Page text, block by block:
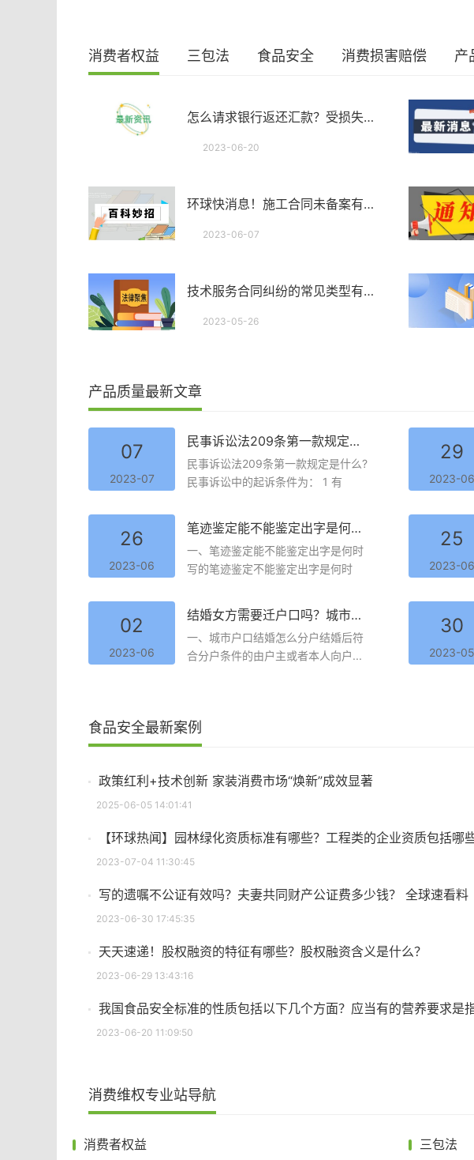
消费者权益 三包法 食品安全 消费损害赔偿 产
怎么请求银行返还汇款？受损失的人可以请求得利人返还取得的利益吗？|通讯
2023-06-20
环球快消息！施工合同未备案有什么后果？施工合同未备案合法吗？
2023-06-07
技术服务合同纠纷的常见类型有哪些?技术合同纠纷怎么处理?
2023-05-26
产品质量最新文章
07
2023-07
民事诉讼法209条第一款规定是什么？起诉条件和诉讼要件一样吗？ 当前头条
民事诉讼法209条第一款规定是什么?
民事诉讼中的起诉条件为： 1 有
29
2023-06
26
2023-06
笔迹鉴定能不能鉴定出字是何时写的？笔迹鉴定的检验内容有哪些?
一、笔迹鉴定能不能鉴定出字是何时
写的笔迹鉴定不能鉴定出字是何时
25
2023-06
02
2023-06
结婚女方需要迁户口吗？城市户口结婚怎么分户？
一、城市户口结婚怎么分户结婚后符
合分户条件的由户主或者本人向户...
30
2023-05
食品安全最新案例
政策红利+技术创新 家装消费市场“焕新”成效显著
2025-06-05 14:01:41
【环球热闻】园林绿化资质标准有哪些？工程类的企业资质包括哪些
2023-07-04 11:30:45
写的遗嘱不公证有效吗？夫妻共同财产公证费多少钱？ 全球速看料
2023-06-30 17:45:35
天天速递！股权融资的特征有哪些？股权融资含义是什么？
2023-06-29 13:43:16
我国食品安全标准的性质包括以下几个方面？应当有的营养要求是
2023-06-20 11:09:50
消费维权专业站导航
消费者权益 三包法